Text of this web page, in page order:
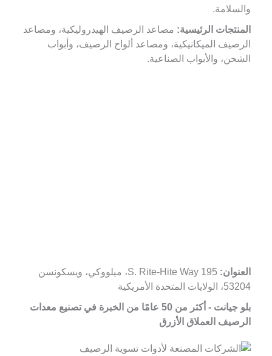
والسلامة.
المنتجات الرئيسية: مصاعد الرصيف الهيدروليكية، ومصاعد
الرصيف الميكانيكية، ومصاعد ألواح الرصيف، وأبواب
الشحن، والأبواب الصناعية.
العنوان:
195 S. Rite-Hite Way، ميلووكي، ويسكونسن
53204، الولايات المتحدة الأمريكية
بلو جيانت - أكثر من 50 عامًا من الخبرة في تصنيع معدات
الرصيف العملاق الأزرق